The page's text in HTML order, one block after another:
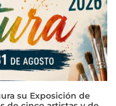
su Exposición de